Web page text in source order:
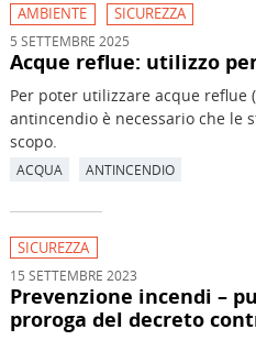
AMBIENTE SICUREZZA
5 SETTEMBRE 2025
Acque reflue: utilizzo
Per poter utilizzare acque reflue
antincendio è necessario che le
scopo.
ACQUA ANTINCENDIO
SICUREZZA
15 SETTEMBRE 2023
Prevenzione incendi –
proroga del decreto